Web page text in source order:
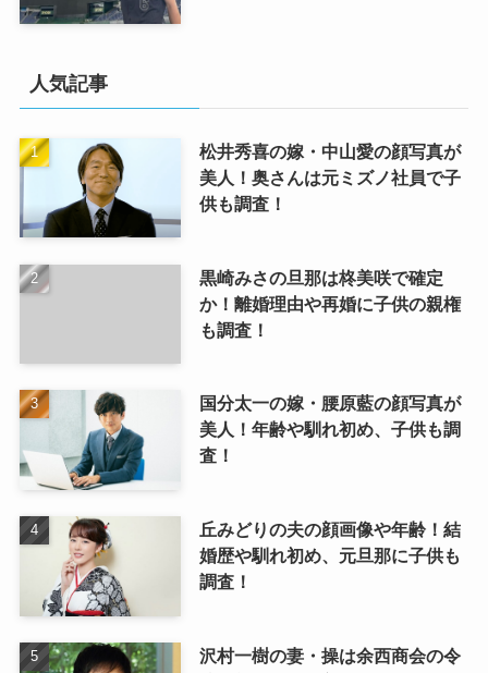
人気記事
松井秀喜の嫁・中山愛の顔写真が
美人！奥さんは元ミズノ社員で子
供も調査！
黒崎みさの旦那は柊美咲で確定
か！離婚理由や再婚に子供の親権
も調査！
国分太一の嫁・腰原藍の顔写真が
美人！年齢や馴れ初め、子供も調
査！
丘みどりの夫の顔画像や年齢！結
婚歴や馴れ初め、元旦那に子供も
調査！
沢村一樹の妻・操は余西商会の令